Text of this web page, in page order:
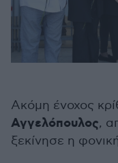
Ακόμη ένοχος
Αγγελόπουλος,
ξεκίνησε η